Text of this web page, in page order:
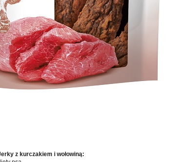
z kurczakiem i wołowiną: